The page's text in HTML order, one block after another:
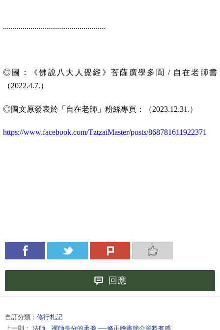
....................................................
◎圖： 《佛說八大人覺經》菩薩廣學多聞 / 自在老師書
（2022.4.7.）
◎圖文原發表於「自在老師」粉絲專頁 ： （2023.12.31.）
https://www.facebook.com/TztzaiMaster/posts/868781611922371
回應
自訂分類： 修行札記
上一則： 法師、禪師身分的承擔 ──修正臉書簡介資料有感